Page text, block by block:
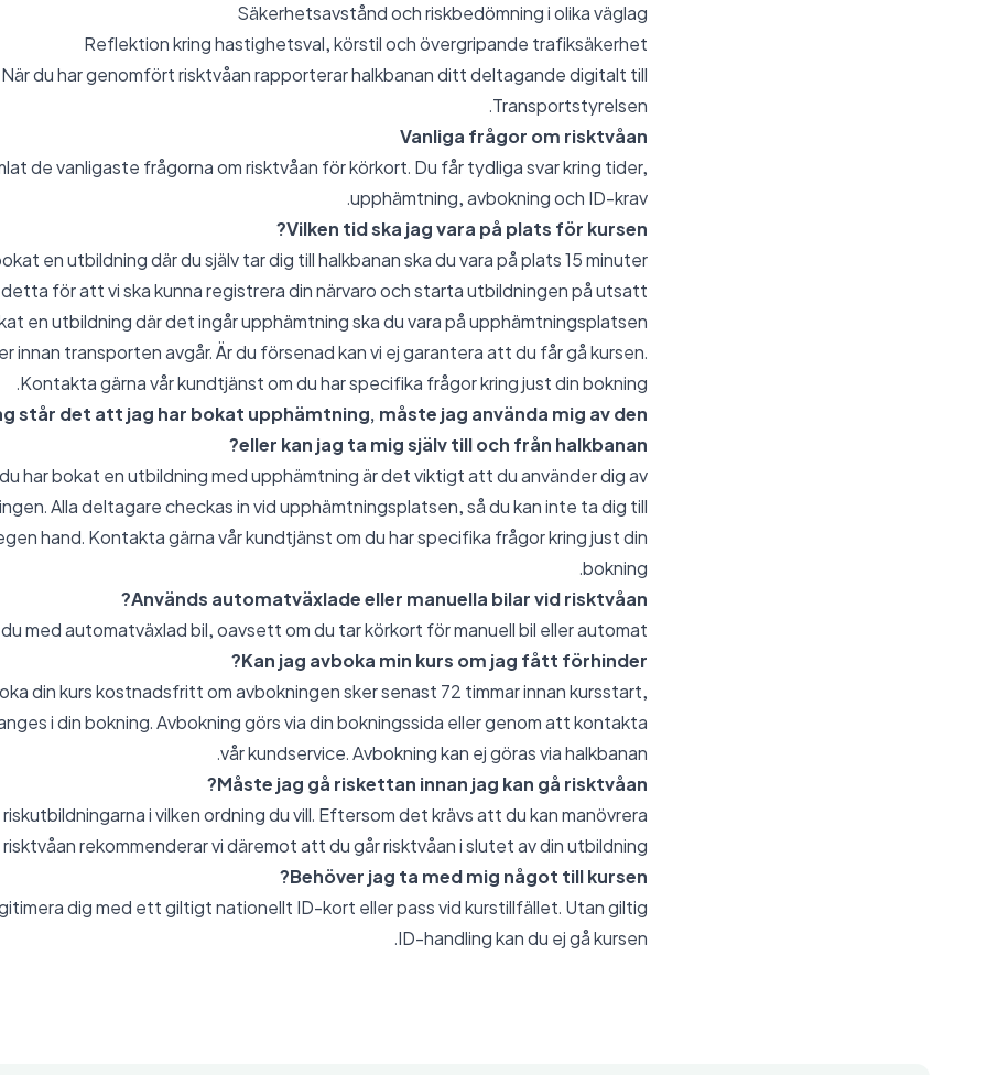
Säkerhetsavstånd och riskbedömning i olika väglag
Reflektion kring hastighetsval, körstil och övergripande trafiksäkerhet
När du har genomfört risktvåan rapporterar halkbanan ditt deltagande digitalt till
Transportstyrelsen.
Vanliga frågor om risktvåan
de vanligaste frågorna om risktvåan för körkort. Du får tydliga svar kring tider,
upphämtning, avbokning och ID-krav.
Vilken tid ska jag vara på plats för kursen?
en utbildning där du själv tar dig till halkbanan ska du vara på plats 15 minuter
för att vi ska kunna registrera din närvaro och starta utbildningen på utsatt
en utbildning där det ingår upphämtning ska du vara på upphämtningsplatsen
innan transporten avgår. Är du försenad kan vi ej garantera att du får gå kursen.
Kontakta gärna vår kundtjänst om du har specifika frågor kring just din bokning.
står det att jag har bokat upphämtning, måste jag använda mig av den
eller kan jag ta mig själv till och från halkbanan?
har bokat en utbildning med upphämtning är det viktigt att du använder dig av
Alla deltagare checkas in vid upphämtningsplatsen, så du kan inte ta dig till
hand. Kontakta gärna vår kundtjänst om du har specifika frågor kring just din
bokning.
Används automatväxlade eller manuella bilar vid risktvåan?
med automatväxlad bil, oavsett om du tar körkort för manuell bil eller automat.
Kan jag avboka min kurs om jag fått förhinder?
din kurs kostnadsfritt om avbokningen sker senast 72 timmar innan kursstart,
i din bokning. Avbokning görs via din bokningssida eller genom att kontakta
vår kundservice. Avbokning kan ej göras via halkbanan.
Måste jag gå riskettan innan jag kan gå risktvåan?
i vilken ordning du vill. Eftersom det krävs att du kan manövrera
rekommenderar vi däremot att du går risktvåan i slutet av din utbildning.
Behöver jag ta med mig något till kursen?
dig med ett giltigt nationellt ID-kort eller pass vid kurstillfället. Utan giltig
ID-handling kan du ej gå kursen.